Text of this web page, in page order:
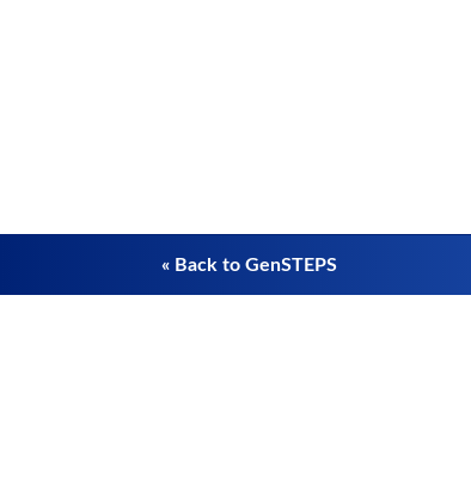
« Back to GenSTEPS